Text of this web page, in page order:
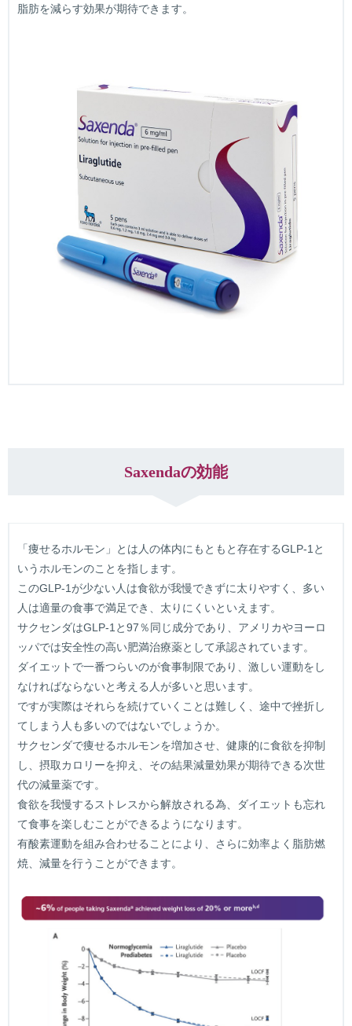
脂肪を減らす効果が期待できます。
Saxendaの効能
「痩せるホルモン」とは人の体内にもともと存在するGLP-1と
いうホルモンのことを指します。
このGLP-1が少ない人は食欲が我慢できずに太りやすく、多い
人は適量の食事で満足でき、太りにくいといえます。
サクセンダはGLP-1と97％同じ成分であり、アメリカやヨーロ
ッパでは安全性の高い肥満治療薬として承認されています。
ダイエットで一番つらいのが食事制限であり、激しい運動をし
なければならないと考える人が多いと思います。
ですが実際はそれらを続けていくことは難しく、途中で挫折し
てしまう人も多いのではないでしょうか。
サクセンダで痩せるホルモンを増加させ、健康的に食欲を抑制
し、摂取カロリーを抑え、その結果減量効果が期待できる次世
代の減量薬です。
食欲を我慢するストレスから解放される為、ダイエットも忘れ
て食事を楽しむことができるようになります。
有酸素運動を組み合わせることにより、さらに効率よく脂肪燃
焼、減量を行うことができます。